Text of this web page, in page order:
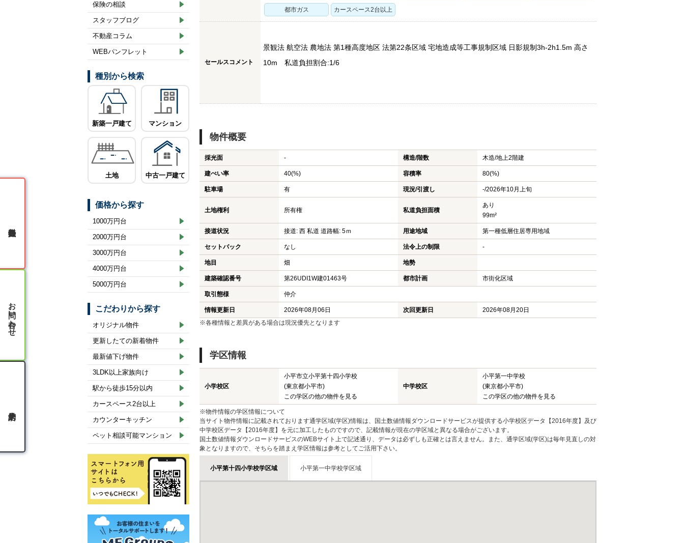
都市ガス カースペース2台以上
セールスコメント
景観法 航空法 農地法 第1種高度地区 法第22条区域 宅地造成等工事規制区域 日影規制3h-2h1.5m 高さ
10m 私道負担割合:1/6
物件概要
採光面 - 構造/階数 木造/地上2階建
建ぺい率 40(%) 容積率 80(%)
駐車場 有 現況/引渡し -/2026年10月上旬
土地権利 所有権 私道負担面積
あり
99m²
接道状況 接道: 西 私道 道路幅: 5ｍ 用途地域 第一種低層住居専用地域
セットバック なし 法令上の制限 -
地目 畑 地勢
建築確認番号 第26UDI1W建01463号 都市計画 市街化区域
取引態様 仲介
情報更新日 2026年08月06日 次回更新日
2026年08月20日
※各種情報と差異がある場合は現況優先となります
学区情報
小学校区
小平市立小平第十四小学校
(東京都小平市)
この学区の他の物件を見る
中学校区
小平第一中学校
(東京都小平市)
この学区の他の物件を見る
※物件情報の学区情報について
当サイト物件情報に記載されております通学区域(学区)情報は、国土数値情報ダウンロードサービスが提供する小学校区データ【2016年度】及び
中学校区データ【2016年度】を元に加工したものですので、記載情報が現在の学区域と異なる場合がございます。
国土数値情報ダウンロードサービスのWEBサイト上で記述通り、データは必ずしも正確とは言えません。また、通学区域(学区)は毎年見直しの対
象となりますので、そちらを踏まえ学区情報は参考としてご活用下さい。
小平第十四小学校学区域 小平第一中学校学区域
保険の相談
スタッフブログ
不動産コラム
WEBパンフレット
種別から検索
新築一戸建て マンション
土地 中古一戸建て
価格から探す
1000万円台
2000万円台
3000万円台
4000万円台
5000万円台
こだわりから探す
オリジナル物件
更新したての新着物件
最新値下げ物件
3LDK以上家族向け
駅から徒歩15分以内
カースペース2台以上
カウンターキッチン
ペット相談可能マンション
お問い合わせ